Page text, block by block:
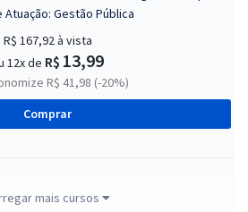
Atuação: Gestão Pública
R$ 167,92à vista
12x de R$ 13,99
R$ 41,98 (-20%)
Comprar
Cruz - Área de Atuação: Gestão Pública
mais cursos